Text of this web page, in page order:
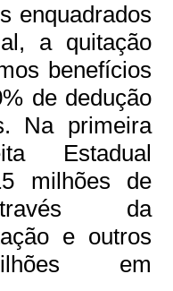
enquadrados
a quitação
benefícios
de dedução
Na primeira
Estadual
milhões de
da
e outros
em